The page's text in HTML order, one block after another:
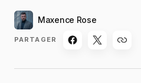
Maxence Rose
PARTAGER